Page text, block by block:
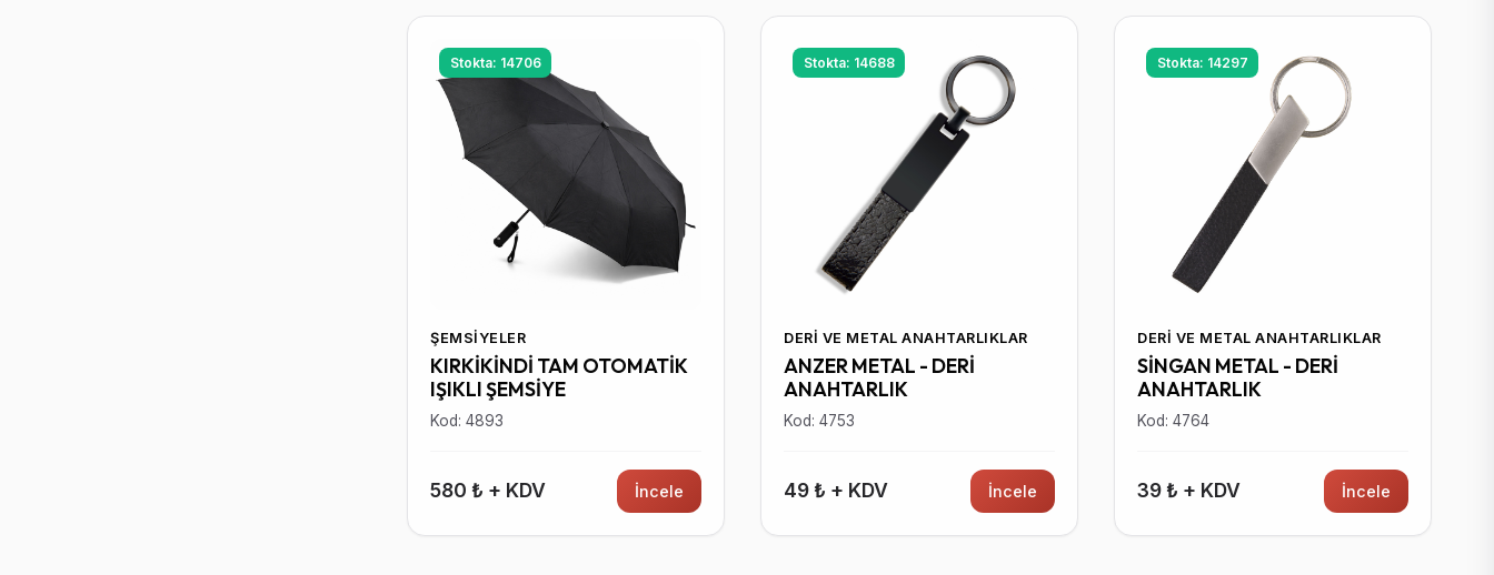
Stokta: 14706
ŞEMSIYELER
KIRKİKİNDİ TAM OTOMATİK
IŞIKLI ŞEMSİYE
Kod: 4893
580 ₺ + KDV İncele
Stokta: 14688
DERI VE METAL ANAHTARLIKLAR
ANZER METAL - DERİ
ANAHTARLIK
Kod: 4753
49 ₺ + KDV İncele
Stokta: 14297
DERI VE METAL ANAHTARLIKLAR
SİNGAN METAL - DERİ
ANAHTARLIK
Kod: 4764
39 ₺ + KDV İncele